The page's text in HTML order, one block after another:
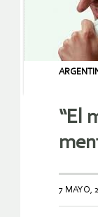
“El
7 MAYO,